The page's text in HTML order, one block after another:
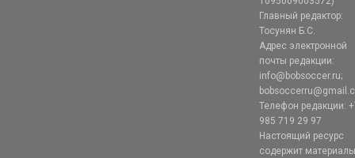
Главный редактор:
Тосунян Б.С.
Адрес электронной
почты редакции:
info@bobsoccer.ru;
Телефон редакции:
985 719 29 97
Настоящий ресурс
содержит